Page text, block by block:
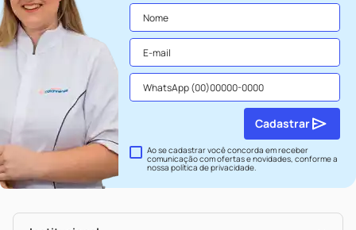
Ao se cadastrar você concorda em receber
comunicação com ofertas e novidades, conforme a
nossapolítica de privacidade.
Cadastrar